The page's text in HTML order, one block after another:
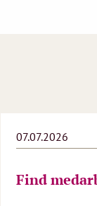
07.07.2026
Find